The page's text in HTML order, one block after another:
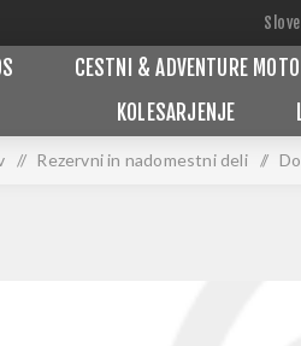
CESTNI & ADVENTURE MOTO
KOLESARJENJE
/ Rezervni in nadomestni deli /